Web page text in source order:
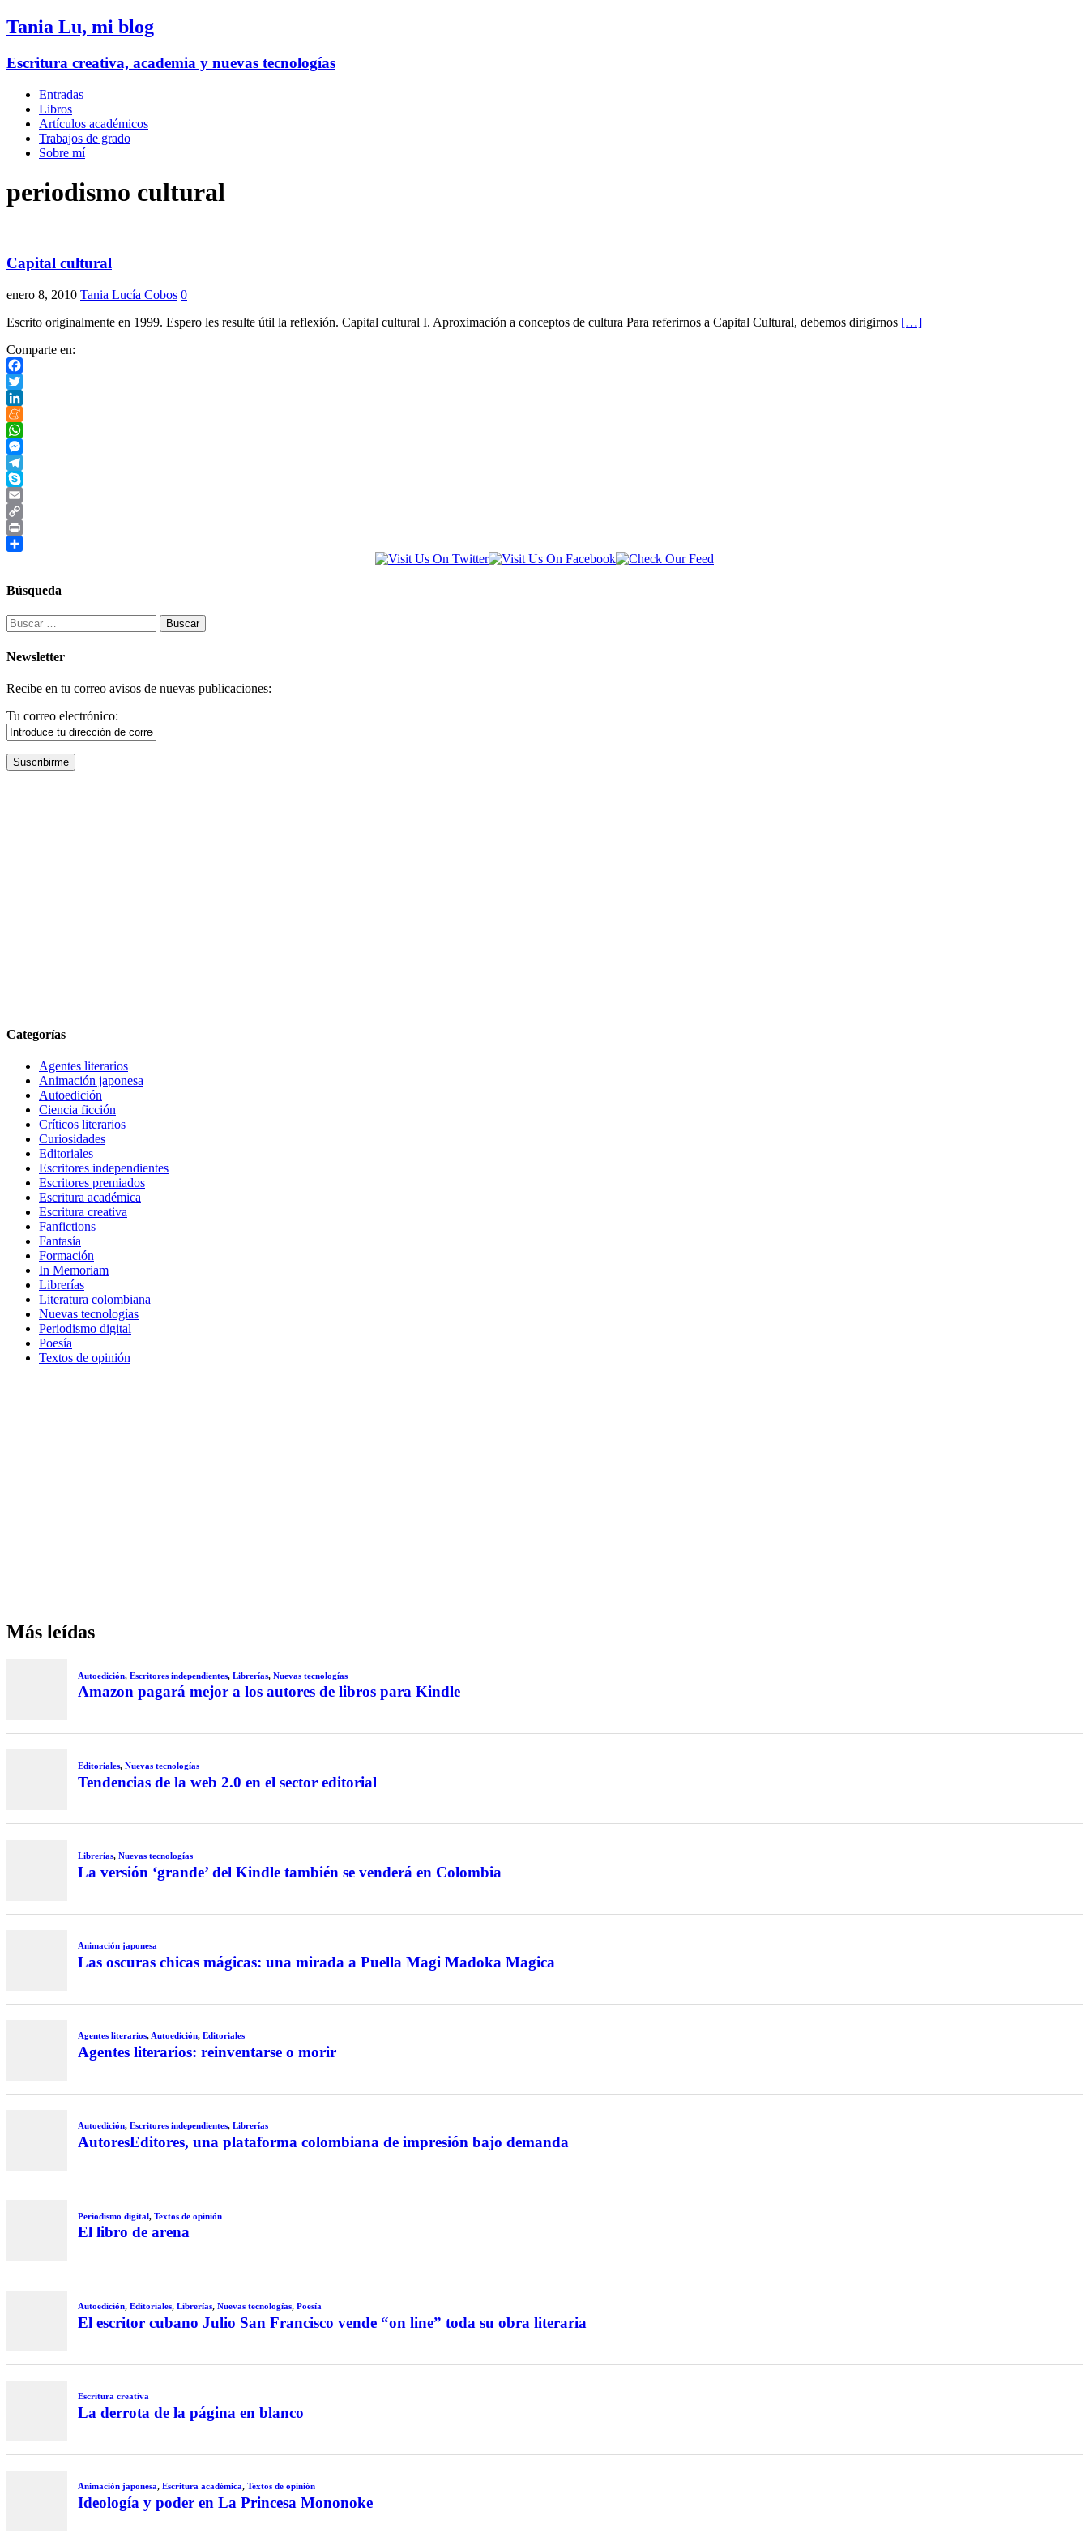
Tania Lu, mi blog
Escritura creativa, academia y nuevas tecnologías
Entradas
Libros
Artículos académicos
Trabajos de grado
Sobre mí
periodismo cultural
Capital cultural
enero 8, 2010 Tania Lucía Cobos 0
Escrito originalmente en 1999. Espero les resulte útil la reflexión. Capital cultural I. Aproximación a conceptos de cultura Para referirnos a Capital Cultural, debemos dirigirnos […]
Comparte en:
Facebook
Twitter
LinkedIn
Meneame
WhatsApp
Messenger
Telegram
Skype
Email
Copy
Link
Print
Búsqueda
Buscar:
Newsletter
Recibe en tu correo avisos de nuevas publicaciones:
Tu correo electrónico:
Categorías
Agentes literarios
Animación japonesa
Autoedición
Ciencia ficción
Críticos literarios
Curiosidades
Editoriales
Escritores independientes
Escritores premiados
Escritura académica
Escritura creativa
Fanfictions
Fantasía
Formación
In Memoriam
Librerías
Literatura colombiana
Nuevas tecnologías
Periodismo digital
Poesía
Textos de opinión
Más leídas